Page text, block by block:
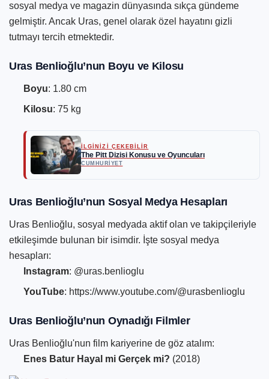
sosyal medya ve magazin dünyasında sıkça gündeme
gelmiştir. Ancak Uras, genel olarak özel hayatını gizli
tutmayı tercih etmektedir.
Uras Benlioğlu’nun Boyu ve Kilosu
Boyu: 1.80 cm
Kilosu: 75 kg
İLGİNİZİ ÇEKEBİLİR
The Pitt Dizisi Konusu ve Oyuncuları
CUMHURIYET
Uras Benlioğlu’nun Sosyal Medya Hesapları
Uras Benlioğlu, sosyal medyada aktif olan ve takipçileriyle
etkileşimde bulunan bir isimdir. İşte sosyal medya
hesapları:
Instagram: @uras.benlioglu
YouTube: https://www.youtube.com/@urasbenlioglu
Uras Benlioğlu’nun Oynadığı Filmler
Uras Benlioğlu'nun film kariyerine de göz atalım:
Enes Batur Hayal mi Gerçek mi? (2018)